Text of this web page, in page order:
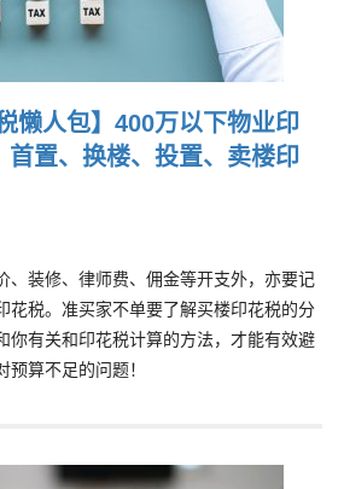
懒人包】400万以下物业印
首置、换楼、投置、卖楼印
、装修、律师费、佣金等开支外，亦要记
花税。准买家不单要了解买楼印花税的分
你有关和印花税计算的方法，才能有效避
算不足的问题！